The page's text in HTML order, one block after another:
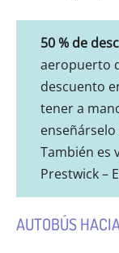
50 % de
aeropuerto
descuento
tener a
También es
Prestwick –
AUTOBÚS